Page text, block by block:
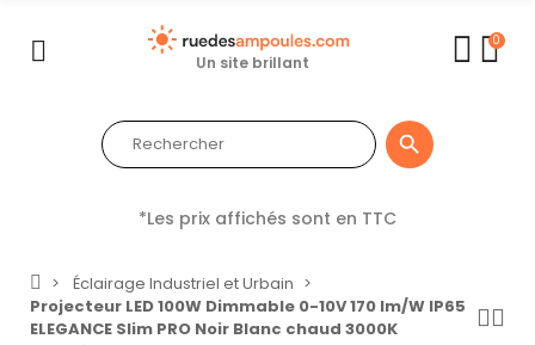
Un site brillant
0

*Les prix affichés sont en TTC
Éclairage Industriel et Urbain
Projecteur LED 100W Dimmable 0-10V 170 lm/W IP65
ELEGANCE Slim PRO Noir Blanc chaud 3000K